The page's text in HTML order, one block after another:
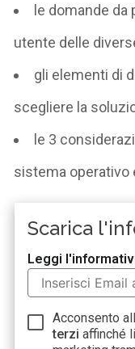
le domande da
utente delle
gli elementi di
scegliere la
le 3
sistema operativo
Scarica
Leggi
Acconsento
terzi affinché